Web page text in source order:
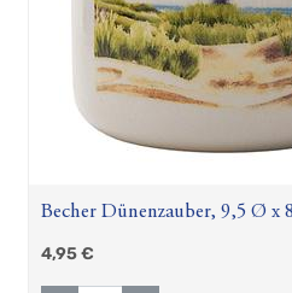
Becher Dünenzauber, 9,5 Ø x
4,95€